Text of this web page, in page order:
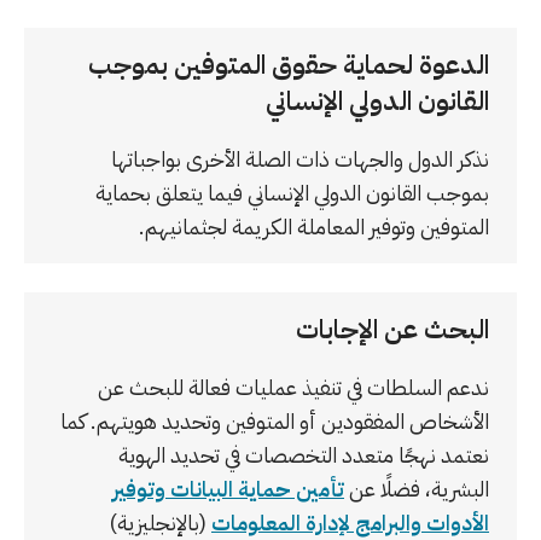
الدعوة لحماية حقوق المتوفين بموجب
القانون الدولي الإنساني
نذكر الدول والجهات ذات الصلة الأخرى بواجباتها
بموجب القانون الدولي الإنساني فيما يتعلق بحماية
المتوفين وتوفير المعاملة الكريمة لجثمانيهم.
البحث عن الإجابات
ندعم السلطات في تنفيذ عمليات فعالة للبحث عن
الأشخاص المفقودين أو المتوفين وتحديد هويتهم. كما
نعتمد نهجًا متعدد التخصصات في تحديد الهوية
البشرية، فضلًا عنتأمين حماية البيانات وتوفير
الأدوات والبرامج لإدارة المعلومات (بالإنجليزية)